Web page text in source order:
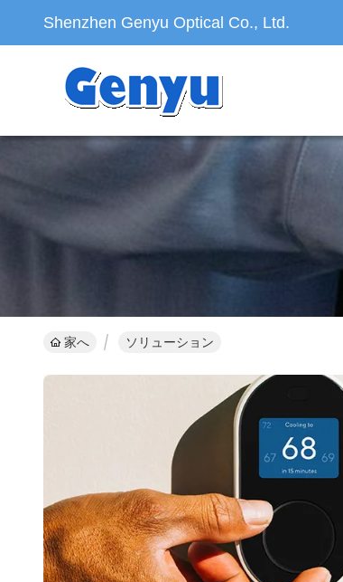
Shenzhen Genyu Optical Co., Ltd.
家へ ソリューション